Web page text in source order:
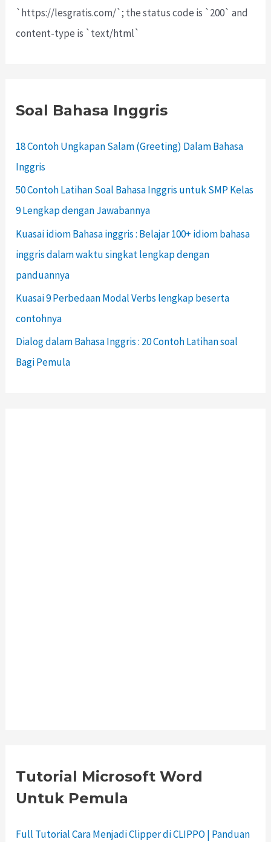
`https://lesgratis.com/`; the status code is `200` and
content-type is `text/html`
Soal Bahasa Inggris
18 Contoh Ungkapan Salam (Greeting) Dalam Bahasa
Inggris
50 Contoh Latihan Soal Bahasa Inggris untuk SMP Kelas
9 Lengkap dengan Jawabannya
Kuasai idiom Bahasa inggris : Belajar 100+ idiom bahasa
inggris dalam waktu singkat lengkap dengan
panduannya
Kuasai 9 Perbedaan Modal Verbs lengkap beserta
contohnya
Dialog dalam Bahasa Inggris : 20 Contoh Latihan soal
Bagi Pemula
Tutorial Microsoft Word
Untuk Pemula
Full Tutorial Cara Menjadi Clipper di CLIPPO | Panduan